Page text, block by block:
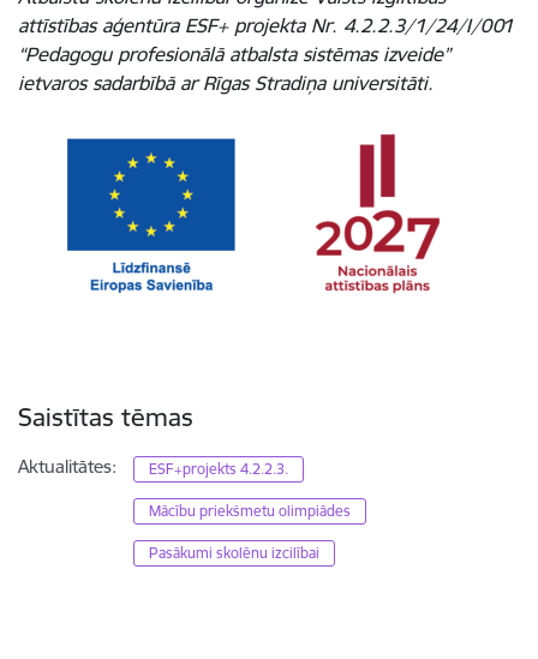
attīstības aģentūra ESF+ projekta Nr. 4.2.2.3/1/24/I/001
“Pedagogu profesionālā atbalsta sistēmas izveide”
ietvaros sadarbībā ar Rīgas Stradiņa universitāti.
Saistītas tēmas
Aktualitātes: ESF+projekts 4.2.2.3.
Mācību priekšmetu olimpiādes
Pasākumi skolēnu izcilībai